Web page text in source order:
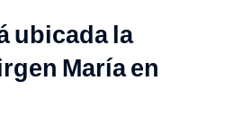
ubicada la
María en